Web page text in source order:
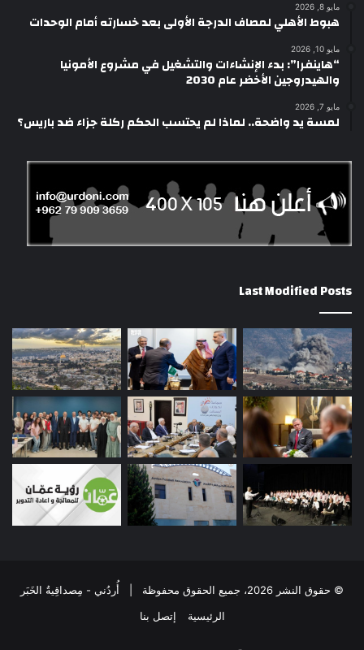
مايو 8, 2026
هبوط الأهلي لمصاف الدرجة الأولى بعد خسارته أمام الوحدات
مايو 10, 2026
“هاينفرا”: بدء الإنشاءات والتشغيل في مشروع الأمونيا
والهيدروجين الأخضر عام 2030
مايو 7, 2026
لمسة يد واضحة.. لماذا لم يحتسب الحكم ركلة جزاء ضد باريس؟
Last Modified Posts
© حقوق النشر 2026، جميع الحقوق محفوظة | أُردُني - مِصداقِيةُ الخَبَر
الرئيسية
إتصل بنا